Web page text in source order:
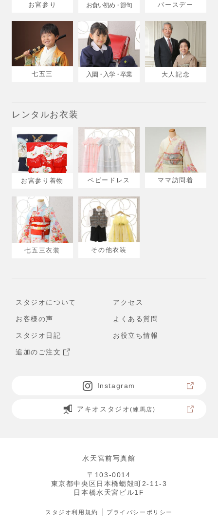
お宮参り お食い初め・節句 バースデー
七五三 入園・入学・卒業 大人記念
レンタルお衣装
お宮参り着物 ベビードレス ママ訪問着
七五三衣装 その他衣装
スタジオについて アクセス
お客様の声 よくある質問
スタジオ日記 お役立ち情報
追加のご注文
Instagram
アキオスタジオ(練馬店)
水天宮前写真館
〒103-0014
東京都中央区日本橋蛎殻町2-11-3
日本橋水天宮ビル1F
スタジオ利用規約 プライバシーポリシー